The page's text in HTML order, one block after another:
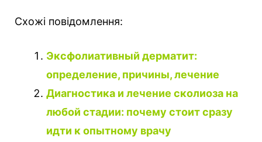
Схожі повідомлення:
Эксфолиативный дерматит:
определение, причины, лечение
Диагностика и лечение сколиоза на
любой стадии: почему стоит сразу
идти к опытному врачу